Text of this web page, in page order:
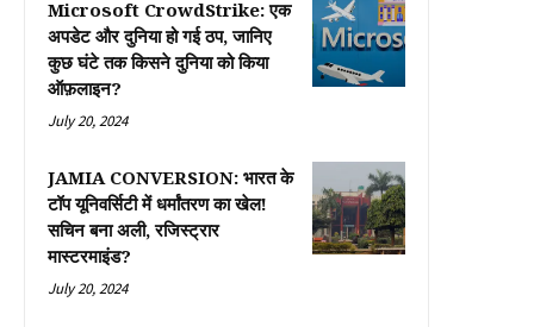
Microsoft CrowdStrike: एक
अपडेट और दुनिया हो गई ठप, जानिए
कुछ घंटे तक किसने दुनिया को किया
ऑफ़लाइन?
July 20, 2024
JAMIA CONVERSION: भारत के
टॉप यूनिवर्सिटी में धर्मांतरण का खेल!
सचिन बना अली, रजिस्ट्रार
मास्टरमाइंड?
July 20, 2024